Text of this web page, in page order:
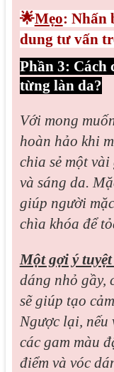
🌟Mẹo: Nhấn
dung tư vấn
Phần 3: Cách
từng làn da?
Với mong
hoàn hảo khi
chia sẻ một
và sáng da.
giúp người
chìa khóa để
Một gợi ý
dáng nhỏ gầy,
sẽ giúp tạo
Ngược lại, nếu
các gam màu
điểm và vóc